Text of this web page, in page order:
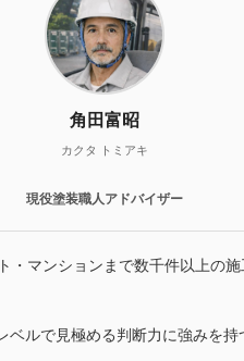
角田富昭
カクタ トミアキ
現役塗装職人アドバイザー
・マンションまで数千件以上の
ルで見極める判断力に強みを持